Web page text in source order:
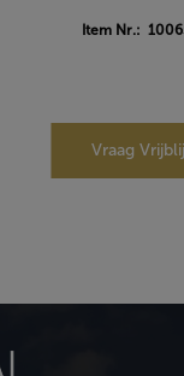
Item Nr.:
Vraag